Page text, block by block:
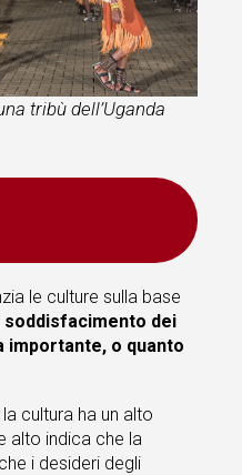
tribù dell’Uganda
le culture sulla base
dei
importante, o quanto
cultura ha un alto
alto indica che la
i desideri degli